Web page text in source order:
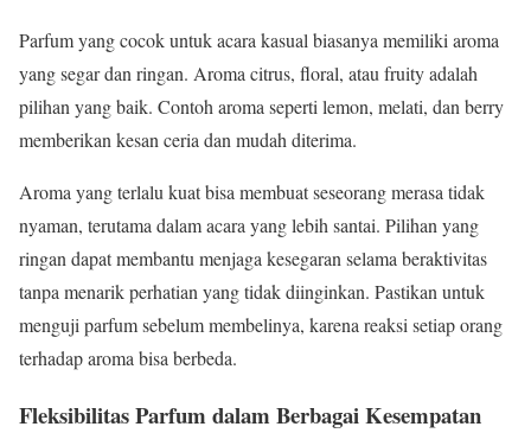
Parfum yang cocok untuk acara kasual biasanya memiliki aroma
yang segar dan ringan. Aroma citrus, floral, atau fruity adalah
pilihan yang baik. Contoh aroma seperti lemon, melati, dan berry
memberikan kesan ceria dan mudah diterima.
Aroma yang terlalu kuat bisa membuat seseorang merasa tidak
nyaman, terutama dalam acara yang lebih santai. Pilihan yang
ringan dapat membantu menjaga kesegaran selama beraktivitas
tanpa menarik perhatian yang tidak diinginkan. Pastikan untuk
menguji parfum sebelum membelinya, karena reaksi setiap orang
terhadap aroma bisa berbeda.
Fleksibilitas Parfum dalam Berbagai Kesempatan